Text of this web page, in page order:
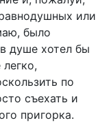
или
было
душе хотел бы
по
съехать и
пригорка.